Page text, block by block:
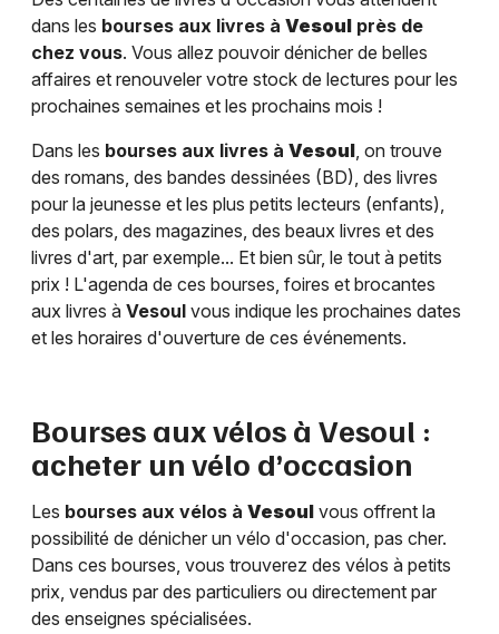
dans les bourses aux livres à Vesoul près de
chez vous. Vous allez pouvoir dénicher de belles
affaires et renouveler votre stock de lectures pour les
prochaines semaines et les prochains mois !
Dans les bourses aux livres à Vesoul, on trouve
des romans, des bandes dessinées (BD), des livres
pour la jeunesse et les plus petits lecteurs (enfants),
des polars, des magazines, des beaux livres et des
livres d'art, par exemple... Et bien sûr, le tout à petits
prix ! L'agenda de ces bourses, foires et brocantes
aux livres à Vesoul vous indique les prochaines dates
et les horaires d'ouverture de ces événements.
Bourses aux vélos à Vesoul :
acheter un vélo d’occasion
Les bourses aux vélos à Vesoul vous offrent la
possibilité de dénicher un vélo d'occasion, pas cher.
Dans ces bourses, vous trouverez des vélos à petits
prix, vendus par des particuliers ou directement par
des enseignes spécialisées.